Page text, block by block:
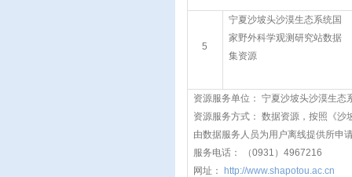
5
宁夏沙坡头沙漠生态系统国
家野外科学观测研究站数据
集资源
资源服务单位： 宁夏沙坡头沙漠生态
资源服务方式： 数据资源，按照《
由数据服务人员为用户离线提供所申
服务电话： （0931）4967216
网址：
http://www.shapotou.ac.cn